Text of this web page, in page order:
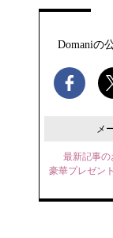
Domaniの
メ
最新記事の
豪華プレゼン